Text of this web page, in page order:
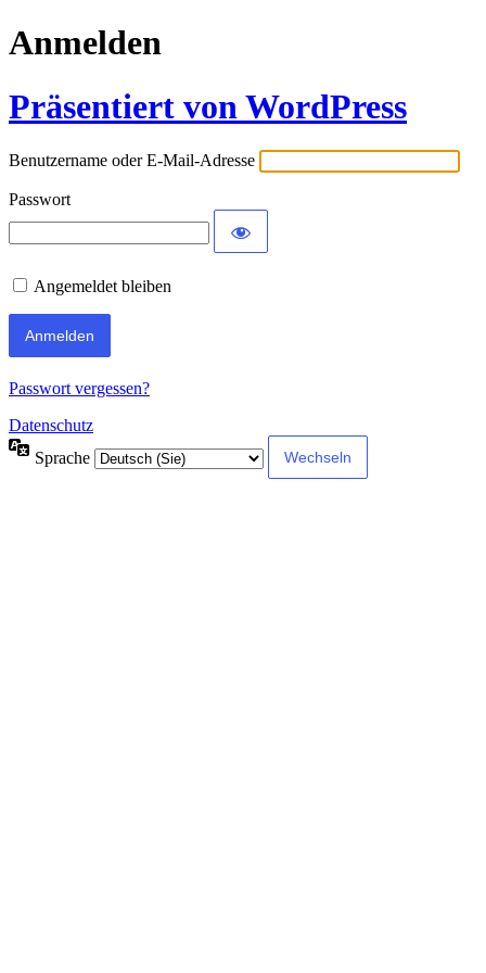
Anmelden
Präsentiert von WordPress
Benutzername oder E-Mail-Adresse
Passwort
Angemeldet bleiben
Passwort vergessen?
Datenschutz
Sprache